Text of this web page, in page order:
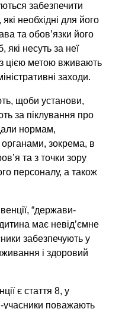
забезпечити
які необхідні для його
та обов’язки його
які несуть за неї
з цією метою вживають
заходи.
щоби установи,
за піклування про
нормам,
зокрема, в
та з точки зору
персоналу, а також
“держави-
має невід’ємне
забезпечують у
і здоровий
є стаття 8, у
учасники поважають